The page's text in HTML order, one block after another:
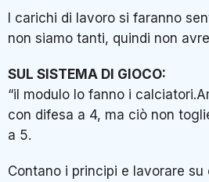
I carichi di lavoro si faranno
non siamo tanti, quindi non
SUL SISTEMA DI GIOCO:
“il modulo lo fanno i
con difesa a 4, ma ciò non
a 5.
Contano i principi e lavorare su